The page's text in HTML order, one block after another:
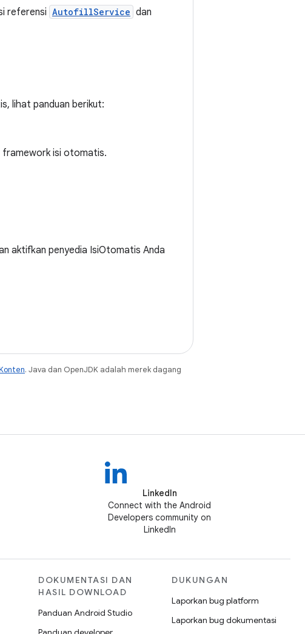
referensi AutofillService dan
lihat panduan berikut:
framework isi otomatis.
aktifkan penyedia IsiOtomatis Anda
. Java dan OpenJDK adalah merek dagang
LinkedIn
Connect with the Android
Developers community on
LinkedIn
DOKUMENTASI DAN
HASIL DOWNLOAD
Panduan Android Studio
DUKUNGAN
Laporkan bug platform
Laporkan bug dokumentasi